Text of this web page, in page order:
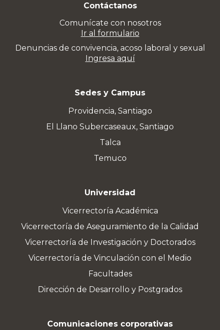
Contáctanos
Comunícate con nosotros
Ir al formulario
Denuncias de convivencia, acoso laboral y sexual
Ingresa aquí
Sedes y Campus
Providencia, Santiago
El Llano Subercaseaux, Santiago
Talca
Temuco
Universidad
Vicerrectoría Académica
Vicerrectoría de Aseguramiento de la Calidad
Vicerrectoría de Investigación y Doctorados
Vicerrectoría de Vinculación con el Medio
Facultades
Dirección de Desarrollo y Postgrados
Comunicaciones corporativas